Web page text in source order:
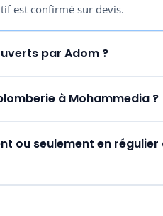
est confirmé sur devis.
par Adom ?
à Mohammedia ?
ou seulement en